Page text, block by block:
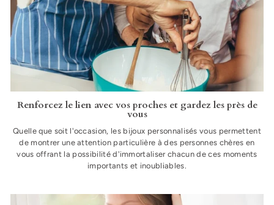
Renforcez le lien avec vos proches et gardez les près de
vous
Quelle que soit l'occasion, les bijoux personnalisés vous permettent
de montrer une attention particulière à des personnes chères en
vous offrant la possibilité d'immortaliser chacun de ces moments
importants et inoubliables.